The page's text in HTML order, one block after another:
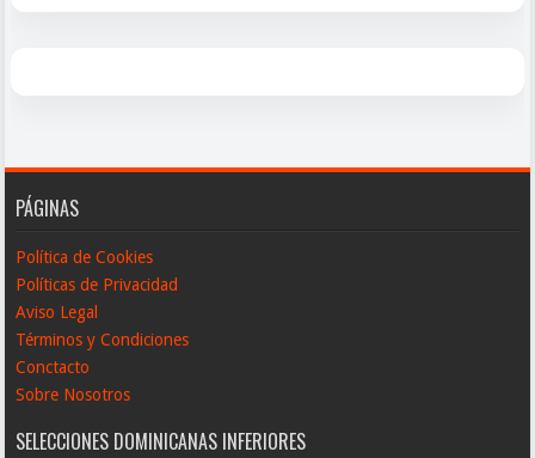
PÁGINAS
Política de Cookies
Políticas de Privacidad
Aviso Legal
Términos y Condiciones
Conctacto
Sobre Nosotros
SELECCIONES DOMINICANAS INFERIORES